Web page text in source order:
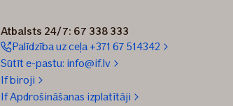
Atbalsts 24/7: 67 338 333
Palīdzība uz ceļa +371 67 514342
Sūtīt e-pastu: info@if.lv
If biroji
If Apdrošināšanas izplatītāji